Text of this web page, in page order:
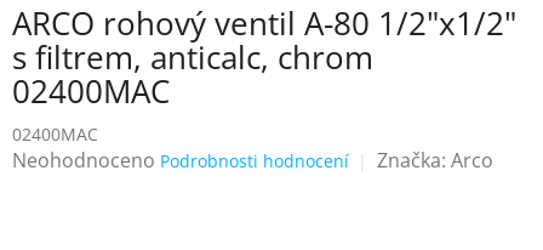
ARCO rohový ventil A-80 1/2"x1/2"
s filtrem, anticalc, chrom
02400MAC
02400MAC
Průměrné
Neohodnoceno Podrobnosti hodnocení Značka: Arco